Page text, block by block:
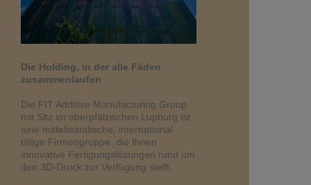
Die Holding, in der alle Fäden
zusammenlaufen
Die FIT Additive Manufacturing Group
mit Sitz im oberpfälzischen Lupburg ist
eine mittelständische, international
tätige Firmengruppe, die Ihnen
innovative Fertigungslösungen rund um
den 3D-Druck zur Verfügung stellt.